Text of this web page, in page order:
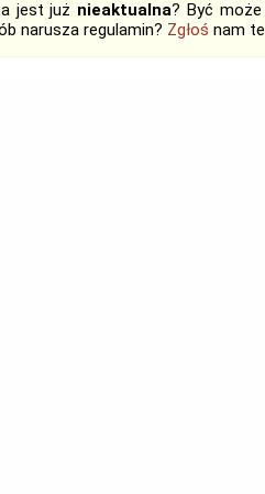
jest już nieaktualna? Być może
narusza regulamin? Zgłoś nam